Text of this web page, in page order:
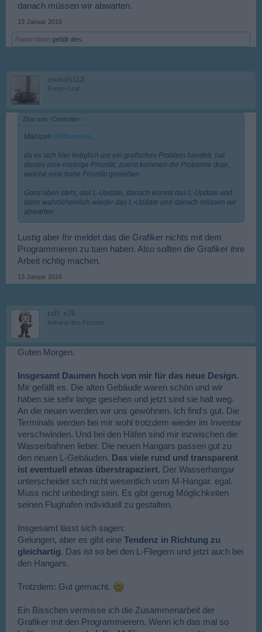
danach müssen wir abwarten.
13 Januar 2016
Flatter.Mann gefällt dies.
munds112
Foren-Graf
Zitat von -Controller-: ↑
Mahlzeit @Miamania ,
da es sich hier lediglich um ein grafisches Problem handelt, hat
dieses eine niedrige Priorität, zuerst kommen die Probleme dran,
welche eine hohe Priorität genießen.
Ganz oben steht, das L-Update, danach kommt das L-Update und
dann wahrscheinlich wieder das L-Update und danach müssen wir
abwarten.
Lustig aber Ihr meldet das die Grafiker nichts mit dem
Programmieren zu tuen haben. Also sollten die Grafiker ihre
Arbeit richtig machen.
13 Januar 2016
ralf_s76
Admiral des Forums
Guten Morgen.
Insgesamt Daumen hoch von mir für das neue Design.
Mir gefällt es. Die alten Gebäude waren schön und wir
haben sie sehr lange gesehen und jetzt sind sie halt weg.
An die neuen werden wir uns gewöhnen. Ich find's gut. Die
Terminals werden bei mir wohl trotzdem wieder im Inventar
verschwinden. Und bei den Häfen sind mir inzwischen die
Wasserbahnen lieber. Die neuen Hangars passen gut zu
den neuen L-Gebäuden. Das viele rund und transparent
ist eventuell etwas überstrapaziert. Der Wasserhangar
unterscheidet sich nicht wesentlich vom M-Hangar. egal.
Muss nicht unbedingt sein. Es gibt genug Möglichkeiten
seinen Flughafen individuell zu gestalten.
Insgesamt lässt sich sagen:
Gelungen, aber es gibt eine Tendenz in Richtung zu
gleichartig. Das ist so bei den L-Fliegern und jetzt auch bei
den Hangars.
Trotzdem: Gut gemacht.
Ein Bisschen vermisse ich die Zusammenarbeit der
Grafiker mit den Programmierern. Wenn ich das mal so